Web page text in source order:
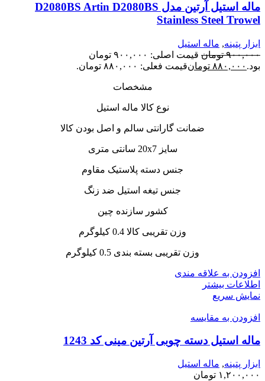
ماله استیل آرتین مدل D2080BS Artin D2080BS
Stainless Steel Trowel
ابزار پتینه, ماله استیل
۹۰۰,۰۰۰ تومان
قیمت اصلی: ۹۰۰,۰۰۰ تومان
بود. ۸۸۰,۰۰۰ تومانقیمت فعلی: ۸۸۰,۰۰۰ تومان.
مشخصات
نوع کالا ماله استیل
ضمانت گارانتی سالم و اصل بودن کالا
سایز 20x7 سانتی متری
جنس دسته پلاستیک مقاوم
جنس تیغه استیل ضد زنگ
کشور سازنده چین
وزن تقریبی کالا 0.4 کیلوگرم
وزن تقریبی بسته بندی 0.5 کیلوگرم
افزودن به علاقه مندی
اطلاعات بیشتر
نمایش سریع
افزودن به مقایسه
ماله استیل دسته چوبی آرتین مینی کد 1243
ابزار پتینه, ماله استیل
۱,۲۰۰,۰۰۰ تومان